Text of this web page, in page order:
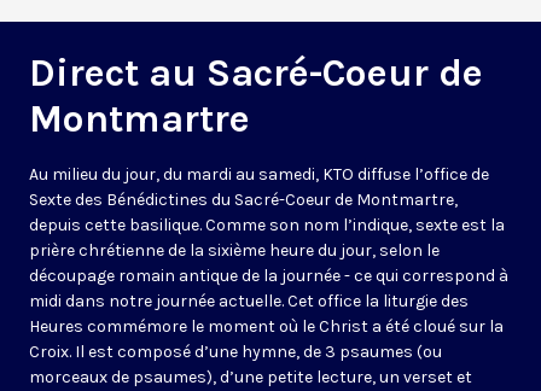
Direct au Sacré-Coeur de
Montmartre
Au milieu du jour, du mardi au samedi, KTO diffuse l’office de
Sexte des Bénédictines du Sacré-Coeur de Montmartre,
depuis cette basilique. Comme son nom l’indique, sexte est la
prière chrétienne de la sixième heure du jour, selon le
découpage romain antique de la journée - ce qui correspond à
midi dans notre journée actuelle. Cet office la liturgie des
Heures commémore le moment où le Christ a été cloué sur la
Croix. Il est composé d’une hymne, de 3 psaumes (ou
morceaux de psaumes), d’une petite lecture, un verset et